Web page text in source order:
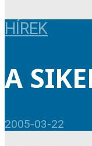
HÍREK
A
2005-03-22